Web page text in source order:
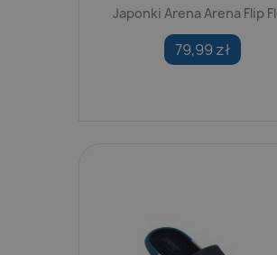
Japonki Arena Arena Flip
79,99 zł